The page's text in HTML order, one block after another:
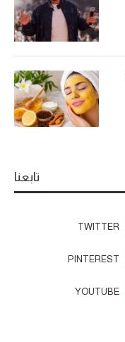
تابعنا
TWITTER
PINTEREST
YOUTUBE